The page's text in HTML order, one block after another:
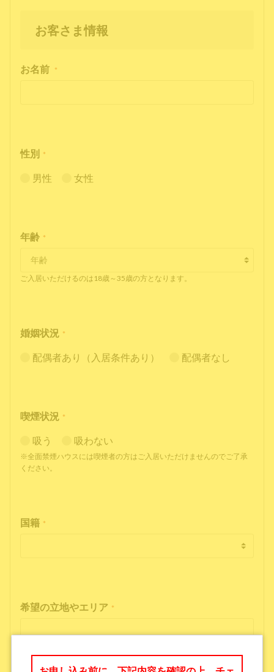
お客さま情報
お名前 *
性別 *
男性 女性
年齢 *
ご入居いただけるのは18歳～35歳の方となります。
婚姻状況 *
配偶者あり（入居条件あり） 配偶者なし
喫煙状況 *
吸う 吸わない
※全面禁煙ハウスには喫煙者の方はご入居いただけませんのでご了承
ください。
国籍 *
希望の立地やエリア *